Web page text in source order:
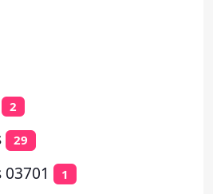
2
29
1